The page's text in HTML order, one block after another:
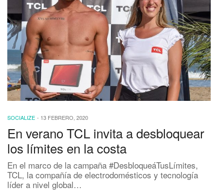
SOCIALIZE - 13 FEBRERO, 2020
En verano TCL invita a desbloquear
los límites en la costa
En el marco de la campaña #DesbloqueáTusLímites,
TCL, la compañía de electrodomésticos y tecnología
líder a nivel global…